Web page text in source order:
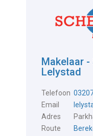
Makelaar
Lelystad
Telefoon
Email
Adres
Route